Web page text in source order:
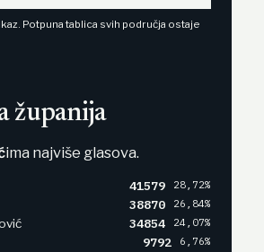
Potpuna tablica svih područja ostaje
županija
ima najviše glasova.
41579 28,72%
38870 26,84%
34854 24,07%
9792 6,76%